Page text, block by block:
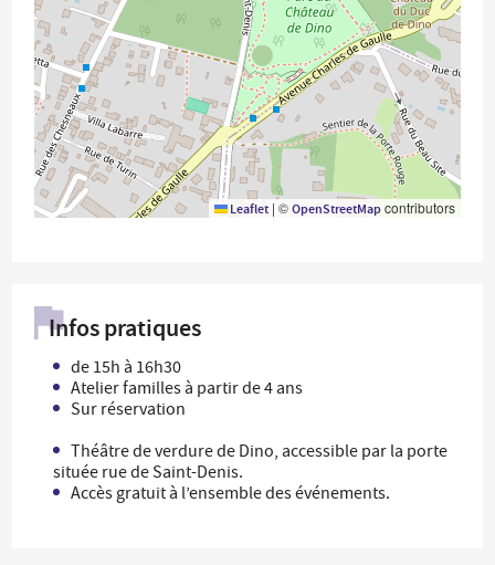
Leaflet | ©OpenStreetMapcontributors
Infos pratiques
de 15h à 16h30
Atelier familles à partir de 4 ans
Sur réservation
Théâtre de verdure de Dino, accessible par la porte
située rue de Saint-Denis.
Accès gratuit à l’ensemble des événements.